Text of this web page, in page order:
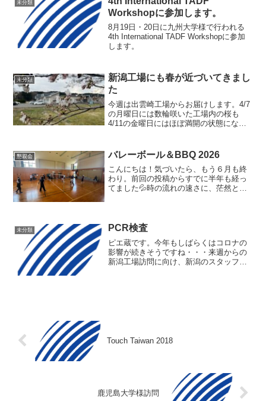
未分類
Workshopに参加します。
8月19日・20日に九州大学様で行われる
4th International TADF Workshopに参加
します。
未分類
新潟工場にも春が近づいてきまし
た
今週は出雲崎工場からお届けします。4/7
の月曜日には数輪咲いた工場内の桜も
4/11の金曜日にはほぼ満開の状態になっ
うやく春の訪れを感じるようになってき
ました。寒暖差が激...
懇親会 バレーボール＆BBQ 2026
こんにちは！気づいたら、もう６月も終
わり。前回の投稿からすでに半年も経っ
てました💦時の流れの速さに、茫然とす
残念なが...
未分類 PCR検査
ピエ蔵です。今年もしばらくはコロナの
影響が続きそうですね・・・来週からの
新潟工場訪問に向け、新潟のスタッフか
Touch Taiwan 2018
鹿児島大学様訪問